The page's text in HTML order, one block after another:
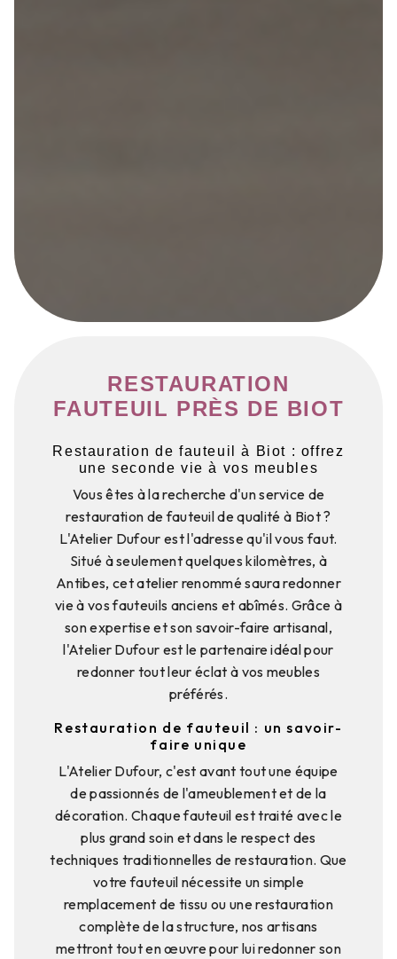
RESTAURATION
FAUTEUIL PRÈS DE BIOT
Restauration de fauteuil à Biot : offrez
une seconde vie à vos meubles
Vous êtes à la recherche d'un service de
restauration de fauteuil de qualité à Biot ?
L'Atelier Dufour est l'adresse qu'il vous faut.
Situé à seulement quelques kilomètres, à
Antibes, cet atelier renommé saura redonner
vie à vos fauteuils anciens et abîmés. Grâce à
son expertise et son savoir-faire artisanal,
l'Atelier Dufour est le partenaire idéal pour
redonner tout leur éclat à vos meubles
préférés.
Restauration de fauteuil : un savoir-
faire unique
L'Atelier Dufour, c'est avant tout une équipe
de passionnés de l'ameublement et de la
décoration. Chaque fauteuil est traité avec le
plus grand soin et dans le respect des
techniques traditionnelles de restauration. Que
votre fauteuil nécessite un simple
remplacement de tissu ou une restauration
complète de la structure, nos artisans
mettront tout en œuvre pour lui redonner son